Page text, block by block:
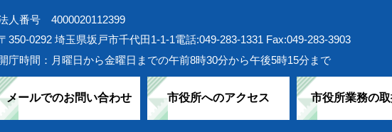
人番号 4000020112399
350-0292 埼玉県坂戸市千代田1-1-1電話:049-283-1331 Fax:049-283-3903
庁時間：月曜日から金曜日までの午前8時30分から午後5時15分まで
メールでのお問い合わせ 市役所へのアクセス 市役所業務の